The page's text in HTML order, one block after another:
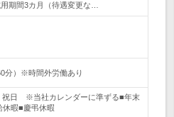
期間3カ月（待遇変更な…
分）※時間外労働あり
祝日 ※当社カレンダーに準ずる■年末
休暇■慶弔休暇